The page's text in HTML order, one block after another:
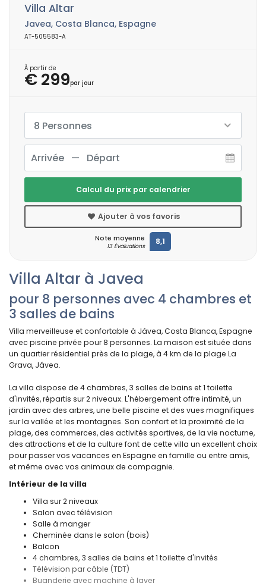
Villa Altar à Javea
pour 8 personnes avec 4 chambres et
3 salles de bains
Villa merveilleuse et confortable à Jávea, Costa Blanca, Espagne
avec piscine privée pour 8 personnes. La maison est située dans
un quartier résidentiel près de la plage, à 4 km de la plage La
Grava, Jávea.
La villa dispose de 4 chambres, 3 salles de bains et 1 toilette
d'invités, répartis sur 2 niveaux. L'hébergement offre intimité, un
jardin avec des arbres, une belle piscine et des vues magnifiques
sur la vallée et les montagnes. Son confort et la proximité de la
plage, des commerces, des activités sportives, de la vie nocturne,
des attractions et de la culture font de cette villa un excellent choix
pour passer vos vacances en Espagne en famille ou entre amis,
et même avec vos animaux de compagnie.
Intérieur de la villa
Villa sur 2 niveaux
Salon avec télévision
Salle à manger
Cheminée dans le salon (bois)
Balcon
4 chambres, 3 salles de bains et 1 toilette d'invités
Télévision par câble (TDT)
Buanderie avec machine à laver
Villa Altar
Javea, Costa Blanca, Espagne
AT-505583-A
À partir de
€ 299par jour
8 Personnes
Calcul du prix par calendrier
Ajouter à vos favoris
Note moyenne
13 Évaluations 8,1